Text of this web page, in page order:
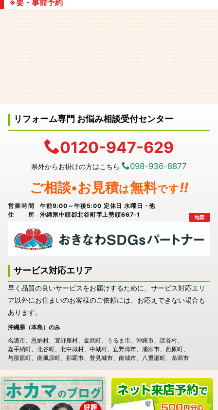
※要・事前予約
リフォーム専門 お悩み相談受付センター
0120-947-629
県外からお掛けの方はこちら 098-936-8877
ご相談•お見積は無料です!!
営業時間
午前9:00～午後5:00 定休日 水曜日・他
住所
沖縄県中頭郡北谷町字上勢頭667-1 地図
サービス対応エリア
早く品質の良いサービスをお届けするために、サービス対応エリ
ア以外にお住まいのお客様のご依頼には、お応えできない場合も
あります。
沖縄県（本島）のみ
名護市
恩納村 宜野座村 金武町 うるま市 沖縄市
読谷村
嘉手納町
北谷町 北中城村 中城村 宜野湾市 浦添市
西原町
与那原町
南風原町 那覇市 豊見城市 南城市 八重瀬町 糸満市